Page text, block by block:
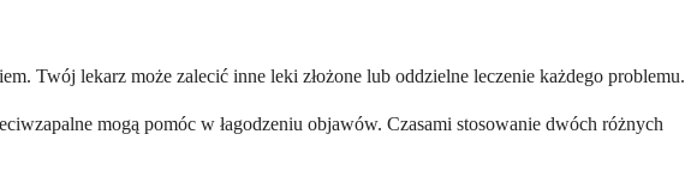
Twój lekarz może zalecić inne leki złożone lub oddzielne leczenie każdego problemu.
mogą pomóc w łagodzeniu objawów. Czasami stosowanie dwóch różnych